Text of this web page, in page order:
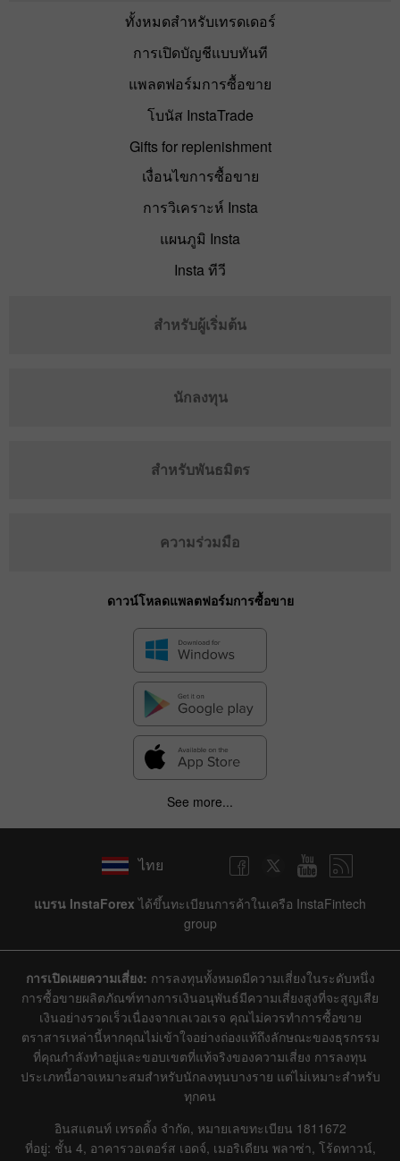
ทั้งหมดสำหรับเทรดเดอร์
การเปิดบัญชีแบบทันที
แพลตฟอร์มการซื้อขาย
โบนัส InstaTrade
Gifts for replenishment
เงื่อนไขการซื้อขาย
การวิเคราะห์ Insta
แผนภูมิ Insta
Insta ทีวี
สำหรับผู้เริ่มต้น
นักลงทุน
สำหรับพันธมิตร
ความร่วมมือ
ดาวน์โหลดแพลตฟอร์มการซื้อขาย
See more...
ไทย
แบรน InstaForex ได้ขึ้นทะเบียนการค้าในเครือ InstaFintech
group
การเปิดเผยความเสี่ยง: การลงทุนทั้งหมดมีความเสี่ยงในระดับหนึ่ง
การซื้อขายผลิตภัณฑ์ทางการเงินอนุพันธ์มีความเสี่ยงสูงที่จะสูญเสีย
เงินอย่างรวดเร็วเนื่องจากเลเวอเรจ คุณไม่ควรทำการซื้อขาย
ตราสารเหล่านี้หากคุณไม่เข้าใจอย่างถ่องแท้ถึงลักษณะของธุรกรรม
ที่คุณกำลังทำอยู่และขอบเขตที่แท้จริงของความเสี่ยง การลงทุน
ประเภทนี้อาจเหมาะสมสำหรับนักลงทุนบางราย แต่ไม่เหมาะสำหรับ
ทุกคน
อินสแตนท์ เทรดดิ้ง จำกัด, หมายเลขทะเบียน 1811672
ที่อยู่: ชั้น 4, อาคารวอเตอร์ส เอดจ์, เมอริเดียน พลาซ่า, โร้ดทาวน์,